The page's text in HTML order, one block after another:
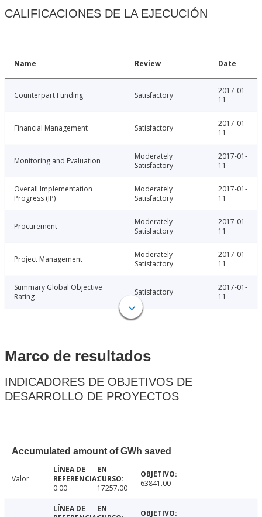
CALIFICACIONES DE LA EJECUCIÓN
Name Review Date
Counterpart Funding Satisfactory
2017-01-
11
Financial Management Satisfactory
2017-01-
11
Monitoring and Evaluation
Moderately
Satisfactory
2017-01-
11
Overall Implementation
Progress (IP)
Moderately
Satisfactory
2017-01-
11
Procurement
Moderately
Satisfactory
2017-01-
11
Project Management
Moderately
Satisfactory
2017-01-
11
Summary Global Objective
Rating
Satisfactory
2017-01-
11
Marco de resultados
INDICADORES DE OBJETIVOS DE
DESARROLLO DE PROYECTOS
Accumulated amount of GWh saved
Valor
0.00
17257.00 63841.00